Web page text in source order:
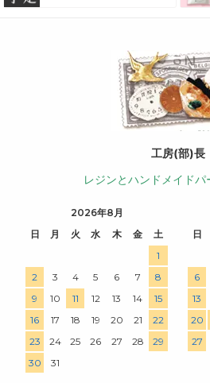
工房(部)長
レジンとハンドメイド
2026年8月
日
月 火 水 木 金
土
1
2
3 4 5 6 7
8
9
10 11 12 13 14
15
16
17 18 19 20 21
22
23
24 25 26 27 28
29
30
31
日
6
13
20
27